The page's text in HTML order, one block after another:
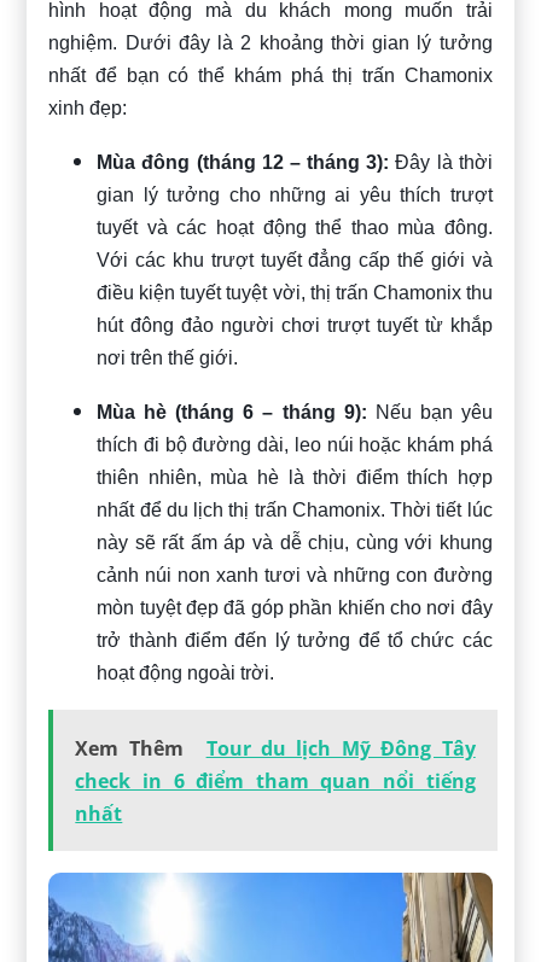
hình hoạt động mà du khách mong muốn trải
nghiệm. Dưới đây là 2 khoảng thời gian lý tưởng
nhất để bạn có thể khám phá thị trấn Chamonix
xinh đẹp:
Mùa đông (tháng 12 – tháng 3):Đây là thời
gian lý tưởng cho những ai yêu thích trượt
tuyết và các hoạt động thể thao mùa đông.
Với các khu trượt tuyết đẳng cấp thế giới và
điều kiện tuyết tuyệt vời, thị trấn Chamonix thu
hút đông đảo người chơi trượt tuyết từ khắp
nơi trên thế giới.
Mùa hè (tháng 6 – tháng 9): Nếu bạn yêu
thích đi bộ đường dài, leo núi hoặc khám phá
thiên nhiên, mùa hè là thời điểm thích hợp
nhất để du lịch thị trấn Chamonix. Thời tiết lúc
này sẽ rất ấm áp và dễ chịu, cùng với khung
cảnh núi non xanh tươi và những con đường
mòn tuyệt đẹp đã góp phần khiến cho nơi đây
trở thành điểm đến lý tưởng để tổ chức các
hoạt động ngoài trời.
Xem Thêm
Tour du lịch Mỹ Đông Tây
check in 6 điểm tham quan nổi tiếng
nhất